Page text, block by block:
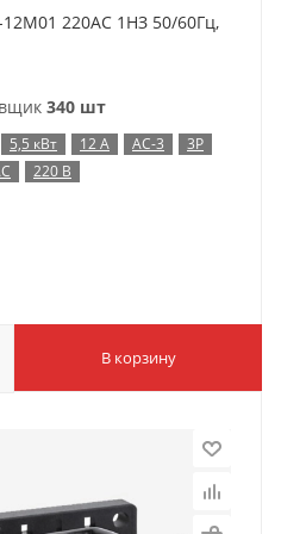
220AC 1НЗ 50/60Гц,
340 шт
5,5 кВт 12 А AC-3
3P
220 В
В корзину